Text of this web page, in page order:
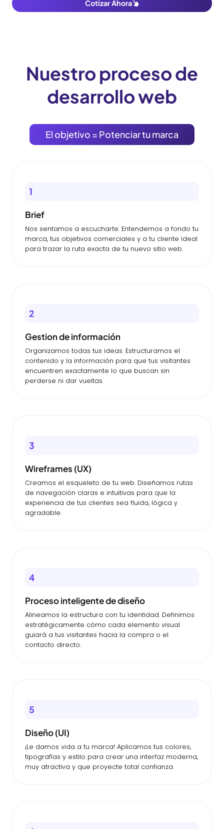
Cotizar Ahora
Nuestro proceso de
desarrollo web
El objetivo = Potenciar tu marca
1
Brief
Nos sentamos a escucharte. Entendemos a fondo tu
marca, tus objetivos comerciales y a tu cliente ideal
para trazar la ruta exacta de tu nuevo sitio web.
2
Gestion de información
Organizamos todas tus ideas. Estructuramos el
contenido y la información para que tus visitantes
encuentren exactamente lo que buscan sin
perderse ni dar vueltas.
3
Wireframes (UX)
Creamos el esqueleto de tu web. Diseñamos rutas
de navegación claras e intuitivas para que la
experiencia de tus clientes sea fluida, lógica y
agradable.
4
Proceso inteligente de diseño
Alineamos la estructura con tu identidad. Definimos
estratégicamente cómo cada elemento visual
guiará a tus visitantes hacia la compra o el
contacto directo.
5
Diseño (UI)
¡Le damos vida a tu marca! Aplicamos tus colores,
tipografías y estilo para crear una interfaz moderna,
muy atractiva y que proyecte total confianza.